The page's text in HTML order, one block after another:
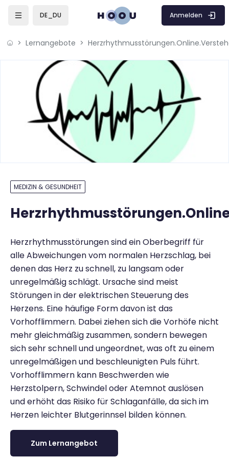
DE_DU Anmelden
Lernangebote
MEDIZIN & GESUNDHEIT
Herzrhythmusstörungen sind ein Oberbegriff für
alle Abweichungen vom normalen Herzschlag, bei
denen das Herz zu schnell, zu langsam oder
unregelmäßig schlägt. Ursache sind meist
Störungen in der elektrischen Steuerung des
Herzens. Eine häufige Form davon ist das
Vorhofflimmern. Dabei ziehen sich die Vorhöfe nicht
mehr gleichmäßig zusammen, sondern bewegen
sich sehr schnell und ungeordnet, was oft zu einem
unregelmäßigen und beschleunigten Puls führt.
Vorhofflimmern kann Beschwerden wie
Herzstolpern, Schwindel oder Atemnot auslösen
und erhöht das Risiko für Schlaganfälle, da sich im
Herzen leichter Blutgerinnsel bilden können.
Zum Lernangebot